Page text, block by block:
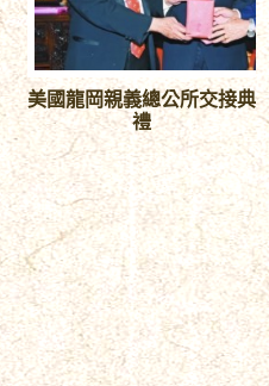
美國龍岡親義總公所交接典
禮